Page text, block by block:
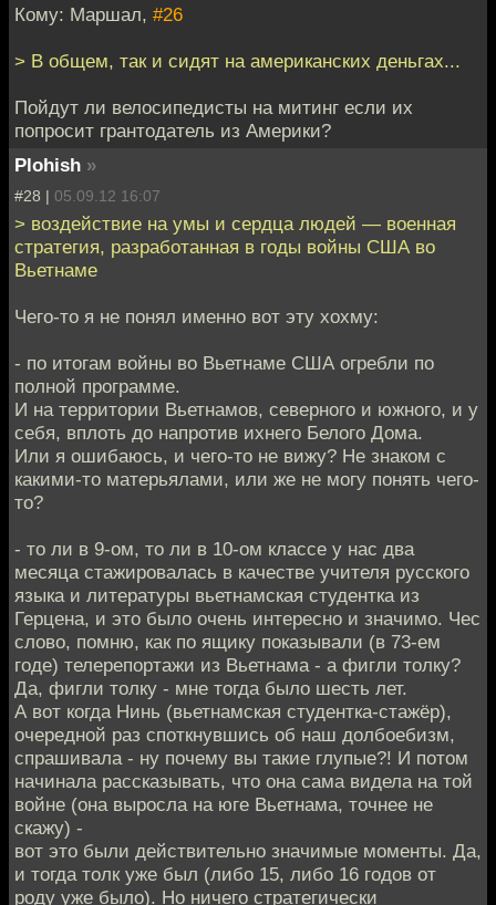
Кому: Маршал, #26
> В общем, так и сидят на американских деньгах...
Пойдут ли велосипедисты на митинг если их
попросит грантодатель из Америки?
Plohish »
#28 | 05.09.12 16:07
> воздействие на умы и сердца людей — военная
стратегия, разработанная в годы войны США во
Вьетнаме
Чего-то я не понял именно вот эту хохму:
- по итогам войны во Вьетнаме США огребли по
полной программе.
И на территории Вьетнамов, северного и южного, и у
себя, вплоть до напротив ихнего Белого Дома.
Или я ошибаюсь, и чего-то не вижу? Не знаком с
какими-то матерьялами, или же не могу понять чего-
то?
- то ли в 9-ом, то ли в 10-ом классе у нас два
месяца стажировалась в качестве учителя русского
языка и литературы вьетнамская студентка из
Герцена, и это было очень интересно и значимо. Чес
слово, помню, как по ящику показывали (в 73-ем
годе) телерепортажи из Вьетнама - а фигли толку?
Да, фигли толку - мне тогда было шесть лет.
А вот когда Нинь (вьетнамская студентка-стажёр),
очередной раз споткнувшись об наш долбоебизм,
спрашивала - ну почему вы такие глупые?! И потом
начинала рассказывать, что она сама видела на той
войне (она выросла на юге Вьетнама, точнее не
скажу) -
вот это были действительно значимые моменты. Да,
и тогда толк уже был (либо 15, либо 16 годов от
роду уже было). Но ничего стратегически